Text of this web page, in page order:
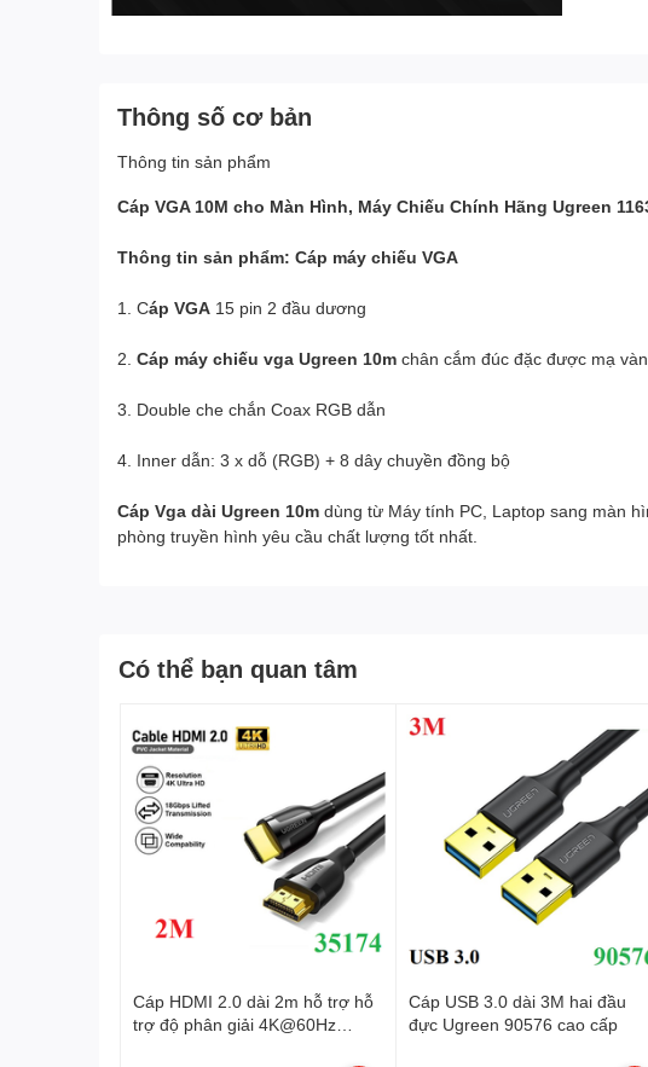
Thông số cơ bản
Thông tin sản phẩm
Cáp VGA 10M cho Màn Hình, Máy Chiếu Chính Hãng Ugreen
Thông tin sản phẩm: Cáp máy chiếu VGA
1. Cáp VGA 15 pin 2 đầu dương
2. Cáp máy chiếu vga Ugreen 10m chân cắm đúc đặc được mạ
3. Double che chắn Coax RGB dẫn
4. Inner dẫn: 3 x dỗ (RGB) + 8 dây chuyền đồng bộ
Cáp Vga dài Ugreen 10m dùng từ Máy tính PC, Laptop sang màn
phòng truyền hình yêu cầu chất lượng tốt nhất.
Có thể bạn quan tâm
Cáp HDMI 2.0 dài 2m hỗ trợ hỗ
trợ độ phân giải 4K@60Hz
Cáp USB 3.0 dài 3M hai đầu
đực Ugreen 90576 cao cấp